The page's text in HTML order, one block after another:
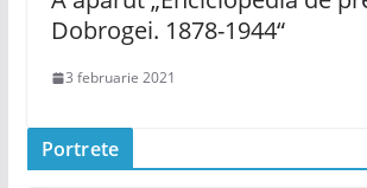
Dobrogei. 1878-1944“
3 februarie 2021
Portrete